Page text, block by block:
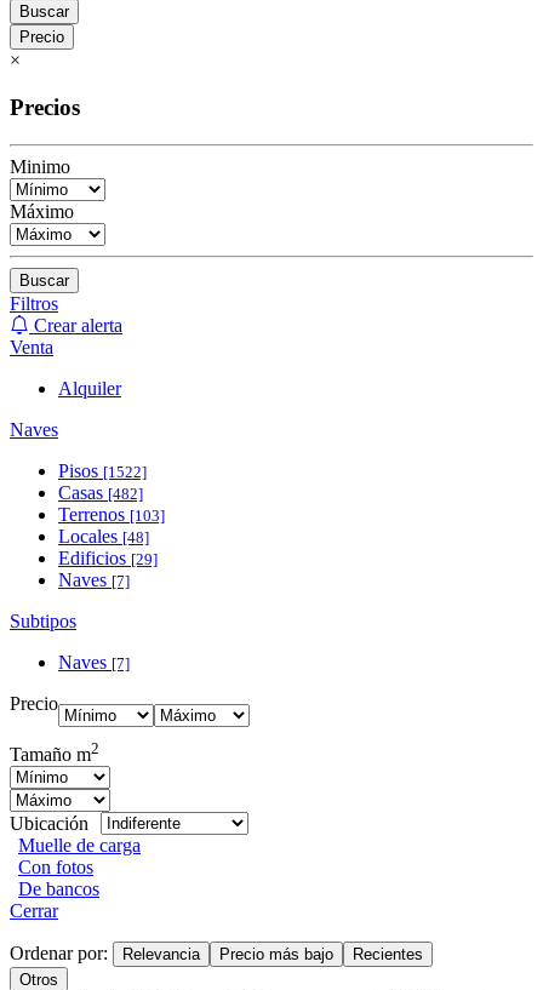
Buscar
Precio
×
Precios
Minimo
Máximo
Buscar
Filtros
Crear alerta
Venta
Alquiler
Naves
Pisos [1522]
Casas [482]
Terrenos [103]
Locales [48]
Edificios [29]
Naves [7]
Subtipos
Naves [7]
Precio
Tamaño m2
Ubicación
Muelle de carga
Con fotos
De bancos
Cerrar
Ordenar por: Relevancia Precio más bajo
Recientes
Otros